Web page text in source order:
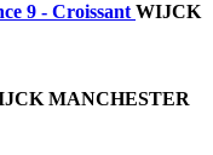
9 - CroissantWIJCK
MANCHESTER